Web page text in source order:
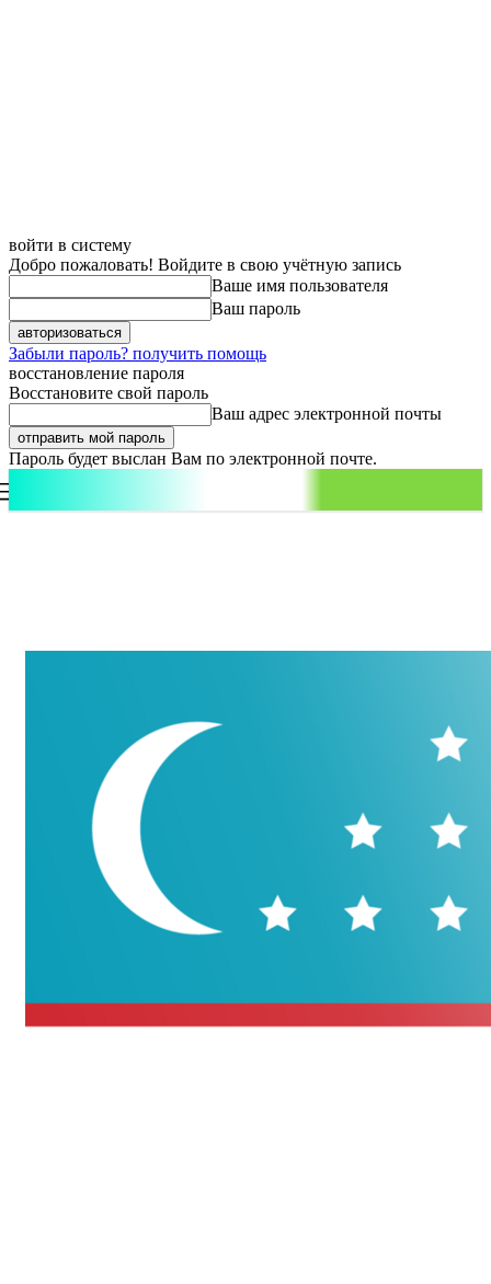
войти в систему
Добро пожаловать! Войдите в свою учётную запись
Ваше имя пользователя
Ваш пароль
Забыли пароль? получить помощь
восстановление пароля
Восстановите свой пароль
Ваш адрес электронной почты
Пароль будет выслан Вам по электронной почте.